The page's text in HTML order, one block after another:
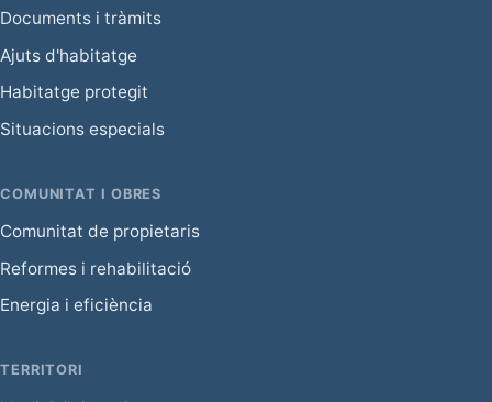
Documents i tràmits
Ajuts d'habitatge
Habitatge protegit
Situacions especials
COMUNITAT I OBRES
Comunitat de propietaris
Reformes i rehabilitació
Energia i eficiència
TERRITORI